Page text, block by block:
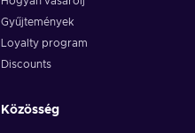
Gyűjtemények
Loyalty program
Discounts
Közösség